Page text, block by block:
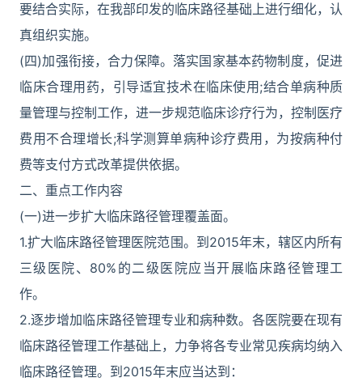
要结合实际，在我部印发的临床路径基础上进行细化，认
真组织实施。
(四)加强衔接，合力保障。落实国家基本药物制度，促进
临床合理用药，引导适宜技术在临床使用;结合单病种质
量管理与控制工作，进一步规范临床诊疗行为，控制医疗
费用不合理增长;科学测算单病种诊疗费用，为按病种付
费等支付方式改革提供依据。
二、重点工作内容
(一)进一步扩大临床路径管理覆盖面。
1.扩大临床路径管理医院范围。到2015年末，辖区内所有
三级医院、80%的二级医院应当开展临床路径管理工
作。
2.逐步增加临床路径管理专业和病种数。各医院要在现有
临床路径管理工作基础上，力争将各专业常见疾病均纳入
临床路径管理。到2015年末应当达到：